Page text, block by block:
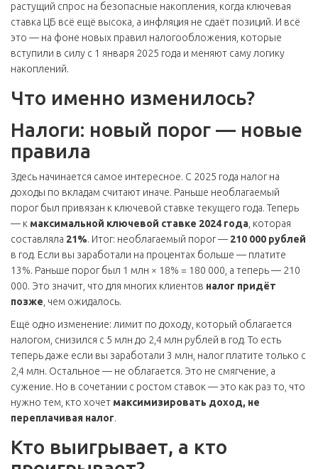
растущий спрос на безопасные накопления, когда ключевая
ставка ЦБ всё ещё высока, а инфляция не сдаёт позиций. И всё
это — на фоне новых правил налогообложения, которые
вступили в силу с 1 января 2025 года и меняют саму логику
накоплений.
Что именно изменилось?
Налоги: новый порог — новые
правила
Здесь начинается самое интересное. С 2025 года налог на
доходы по вкладам считают иначе. Раньше необлагаемый
порог был привязан к ключевой ставке текущего года. Теперь
— к максимальной ключевой ставке 2024 года , которая
составляла 21%. Итог: необлагаемый порог — 210 000 рублей
в год. Если вы заработали на процентах больше — платите
13%. Раньше порог был 1 млн × 18% = 180 000, а теперь — 210
000. Это значит, что для многих клиентов налог придёт
позже , чем ожидалось.
Ещё одно изменение: лимит по доходу, который облагается
налогом, снизился с 5 млн до 2,4 млн рублей в год. То есть
теперь даже если вы заработали 3 млн, налог платите только с
2,4 млн. Остальное — не облагается. Это не смягчение, а
сужение. Но в сочетании с ростом ставок — это как раз то, что
нужно тем, кто хочет максимизировать доход, не
переплачивая налог.
Кто выигрывает, а кто